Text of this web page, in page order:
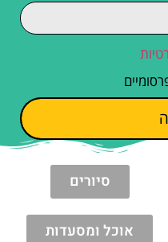
סיורים
אוכל ומסעדות